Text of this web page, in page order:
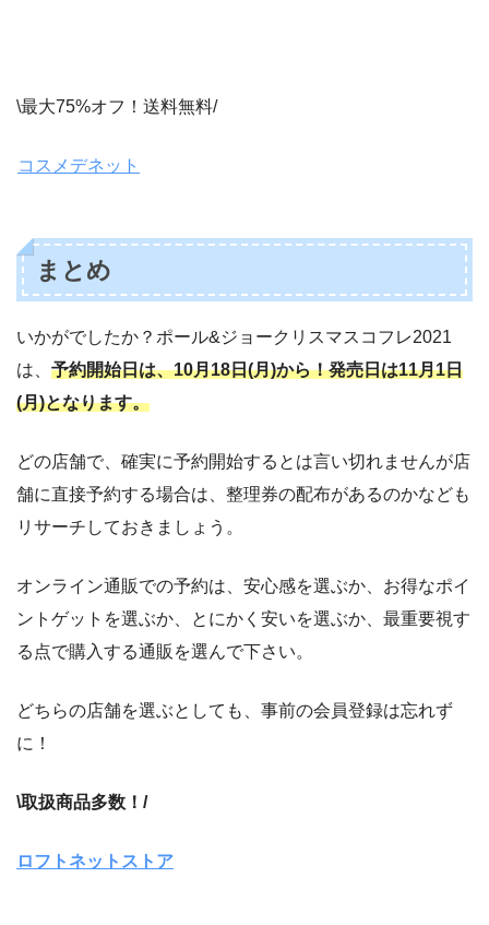
\最大75%オフ！送料無料/
コスメデネット
まとめ
いかがでしたか？ポール&ジョークリスマスコフレ2021
は、 予約開始日は、10月18日(月)から！発売日は11月1日
(月)となります。
どの店舗で、確実に予約開始するとは言い切れませんが店
舗に直接予約する場合は、整理券の配布があるのかなども
リサーチしておきましょう。
オンライン通販での予約は、安心感を選ぶか、お得なポイ
ントゲットを選ぶか、とにかく安いを選ぶか、最重要視す
る点で購入する通販を選んで下さい。
どちらの店舗を選ぶとしても、事前の会員登録は忘れず
に！
\取扱商品多数！/
ロフトネットストア